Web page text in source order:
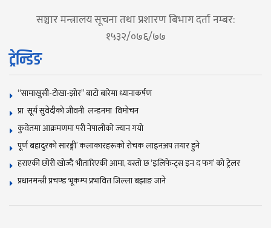
सञ्चार मन्त्रालय सूचना तथा प्रशारण बिभाग दर्ता नम्बर:
१५३२/०७६/७७
ट्रेन्डिङ
“सामाखुसी-टोखा-झोर” बाटो बारेमा ध्यानाकर्षण
प्रा सूर्य सुवेदीको जीवनी लन्डनमा विमोचन
कुवेतमा आक्रमणमा परी नेपालीको ज्यान गयाे
पूर्ण बहादुरको सारङ्गी’ कलाकारहरूको रोचक लाइनअप तयार हुने
हराएकी छोरी खोज्दै भौतारिएकी आमा, यस्तो छ ‘इलिफेन्ट्स इन द फग’ को ट्रेलर
प्रधानमन्त्री प्रचण्ड भूकम्प प्रभावित जिल्ला बझाङ जाने